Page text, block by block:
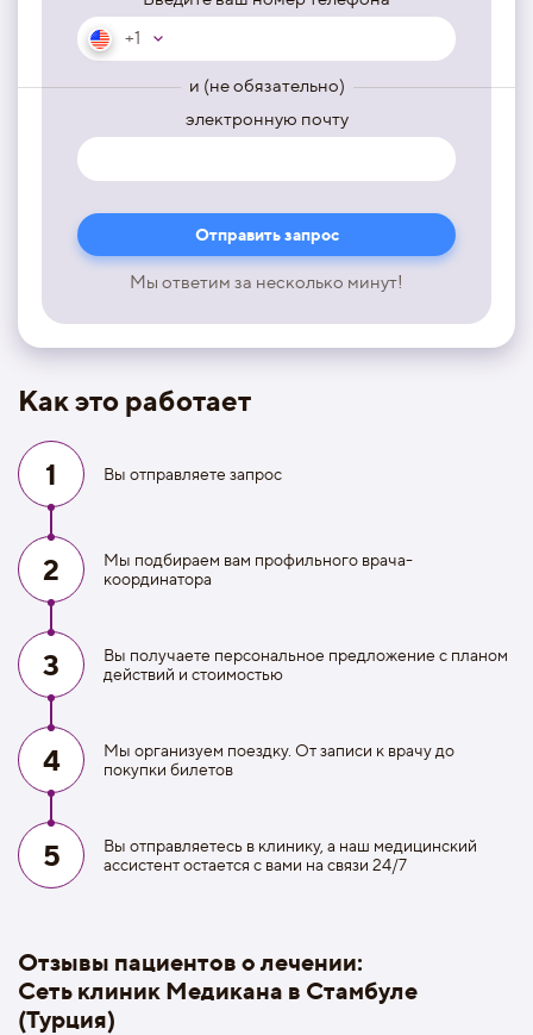
+1
и (не обязательно)
электронную почту
Мы ответим за несколько минут!
Как это работает
1 Вы отправляете запрос
2
Мы подбираем вам профильного врача-
координатора
3
Вы получаете персональное предложение с планом
действий и стоимостью
4
Мы организуем поездку. От записи к врачу до
покупки билетов
5
Вы отправляетесь в клинику, а наш медицинский
ассистент остается с вами на связи 24/7
Отзывы пациентов о лечении:
Сеть клиник Медикана в Стамбуле
(Турция)